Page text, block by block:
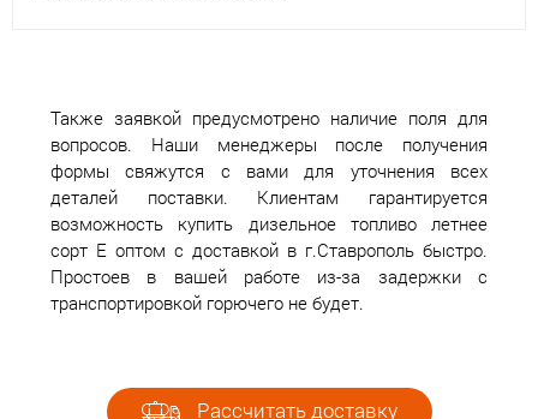
Также заявкой предусмотрено наличие поля для
вопросов. Наши менеджеры после получения
формы свяжутся с вами для уточнения всех
деталей поставки. Клиентам гарантируется
возможность купить дизельное топливо летнее
сорт Е оптом с доставкой в г.Ставрополь быстро.
Простоев в вашей работе из-за задержки с
транспортировкой горючего не будет.
Рассчитать доставку